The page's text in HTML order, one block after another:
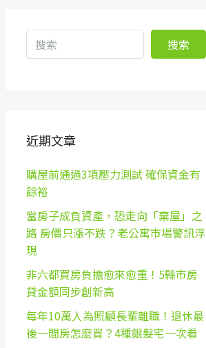
搜索
近期文章
購屋前通過3項壓力測試 確保資金有
餘裕
當房子成負資產，恐走向「棄屋」之
路 房價只漲不跌？老公寓市場警訊浮
現
非六都買房負擔愈來愈重！5縣市房
貸金額同步創新高
每年10萬人為照顧長輩離職！退休最
後一間房怎麼買？4種銀髮宅一次看